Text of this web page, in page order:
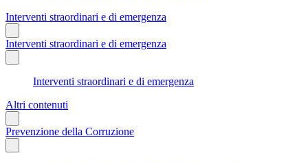
Interventi straordinari e di emergenza
Interventi straordinari e di emergenza
Interventi straordinari e di emergenza
Altri contenuti
Prevenzione della Corruzione